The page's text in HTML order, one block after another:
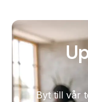
Byt till vår